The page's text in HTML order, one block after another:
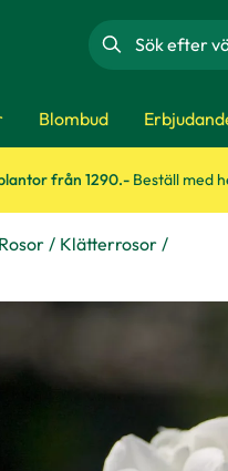
Sök
Blombud
från 1290.- Beställ med
Rosor Klätterrosor